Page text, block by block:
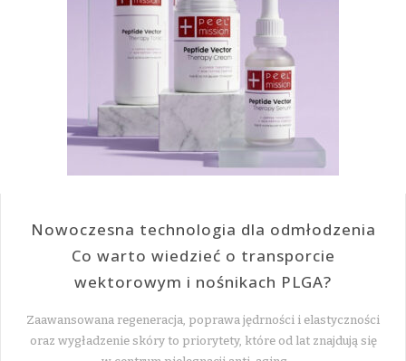
Nowoczesna technologia dla odmłodzenia
Co warto wiedzieć o transporcie
wektorowym i nośnikach PLGA?
Zaawansowana regeneracja, poprawa jędrności i elastyczności
oraz wygładzenie skóry to priorytety, które od lat znajdują się